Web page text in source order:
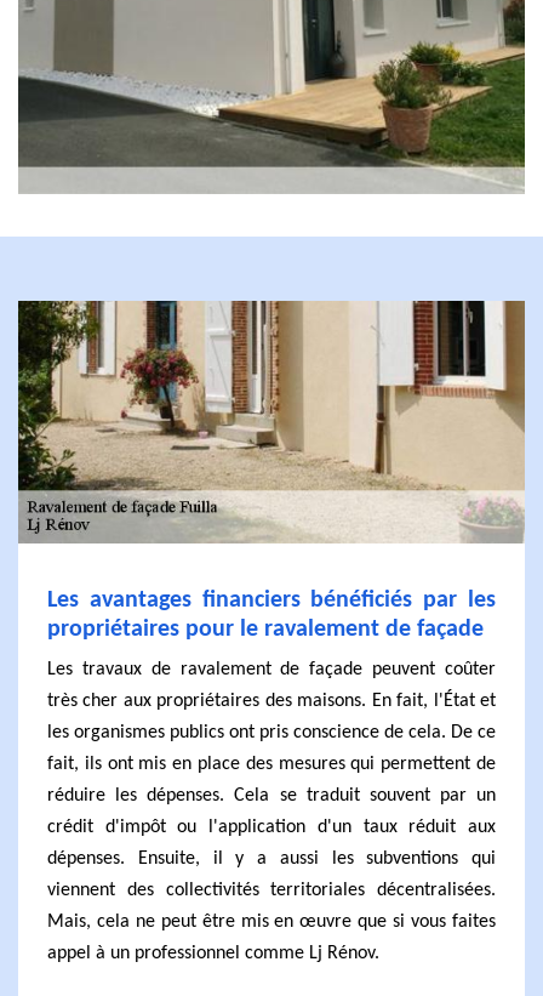
Les avantages financiers bénéficiés par les
propriétaires pour le ravalement de façade
Les travaux de ravalement de façade peuvent coûter
très cher aux propriétaires des maisons. En fait, l'État et
les organismes publics ont pris conscience de cela. De ce
fait, ils ont mis en place des mesures qui permettent de
réduire les dépenses. Cela se traduit souvent par un
crédit d'impôt ou l'application d'un taux réduit aux
dépenses. Ensuite, il y a aussi les subventions qui
viennent des collectivités territoriales décentralisées.
Mais, cela ne peut être mis en œuvre que si vous faites
appel à un professionnel comme Lj Rénov.